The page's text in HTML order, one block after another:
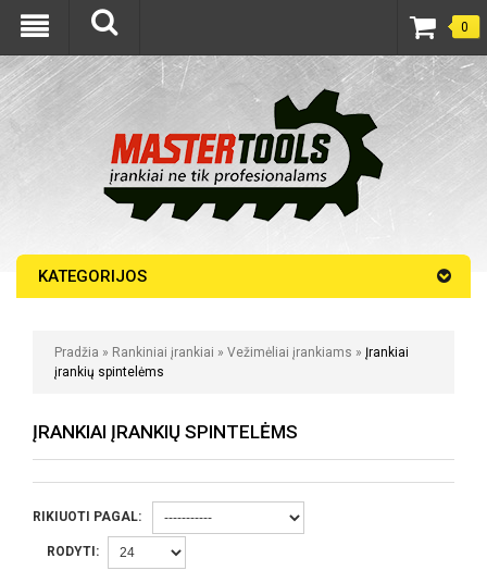
0
KATEGORIJOS
Pradžia » Rankiniai įrankiai » Vežimėliai įrankiams » Įrankiai
įrankių spintelėms
ĮRANKIAI ĮRANKIŲ SPINTELĖMS
RIKIUOTI PAGAL:
RODYTI: